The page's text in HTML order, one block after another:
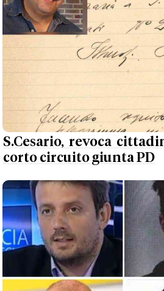
S.Cesario, revoca
corto circuito giunta PD